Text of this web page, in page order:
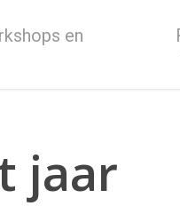
en
jaar